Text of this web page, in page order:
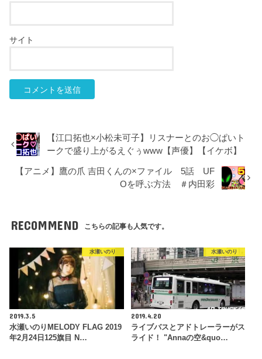
サイト
【江口拓也×小松未可子】リスナーとのお◯ぱいト
ークで盛り上がるえぐぅwww【声優】【イケボ】
【アニメ】鷹の爪 吉田くんの×ファイル 5話 UF
Oを呼ぶ方法 ＃内田彩
RECOMMEND こちらの記事も人気です。
水瀬いのり
2019.3.5
水瀬いのりMELODY FLAG 2019
年2月24日125旗目 N…
水瀬いのり
2019.4.20
ライブバスとアドトレーラーがス
ライド！ "Annaの空&quo…